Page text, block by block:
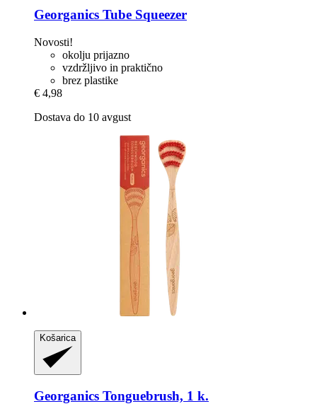
Georganics Tube Squeezer
Novosti!
okolju prijazno
vzdržljivo in praktično
brez plastike
€ 4,98
Dostava do 10 avgust
Košarica
Georganics Tonguebrush, 1 k.